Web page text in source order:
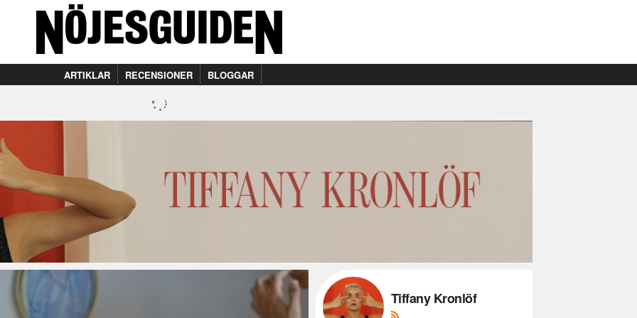
ARTIKLAR RECENSIONER BLOGGAR
Tiffany Kronlöf